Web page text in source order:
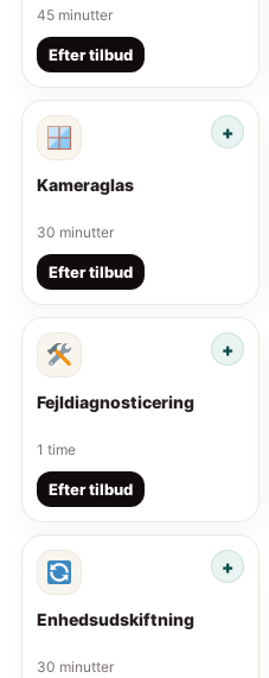
45 minutter
Efter tilbud
Kameraglas
30 minutter
Efter tilbud
Fejldiagnosticering
1 time
Efter tilbud
Enhedsudskiftning
30 minutter